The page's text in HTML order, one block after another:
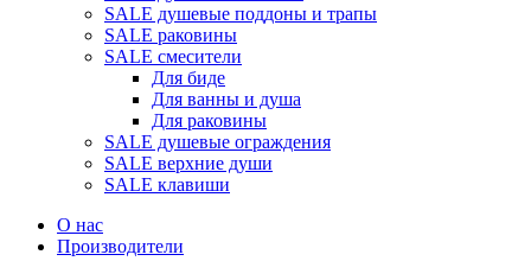
SALE душевые поддоны и трапы
SALE раковины
SALE смесители
Для биде
Для ванны и душа
Для раковины
SALE душевые ограждения
SALE верхние души
SALE клавиши
О нас
Производители